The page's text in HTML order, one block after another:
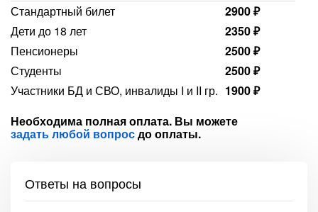
Стандартный билет
2900 ₽
Дети до 18 лет
2350 ₽
Пенсионеры
2500 ₽
Студенты
2500 ₽
Участники БД и СВО, инвалиды I и II гр. 1900 ₽
Необходима полная оплата. Вы можете
задать любой вопросдо оплаты.
Ответы на вопросы